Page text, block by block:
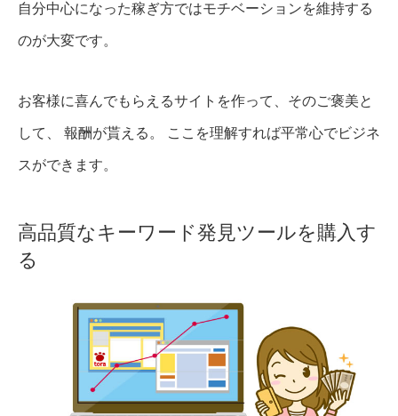
自分中心になった稼ぎ方ではモチベーションを維持する
のが大変です。
お客様に喜んでもらえるサイトを作って、そのご褒美と
して、 報酬が貰える。 ここを理解すれば平常心でビジネ
スができます。
高品質なキーワード発見ツールを購入す
る